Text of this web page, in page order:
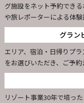
グ施設をネット予約でき
や旅レポーターによる体
グラン
エリア、宿泊・日帰りプ
をお選びいただき、ご予約
リゾート事業30年で培っ